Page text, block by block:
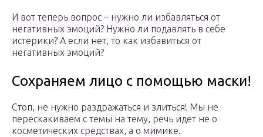
И вот теперь вопрос – нужно ли избавляться от
негативных эмоций? Нужно ли подавлять в себе
истерики? А если нет, то как избавиться от
негативных эмоций?
Сохраняем лицо с помощью маски!
Стоп, не нужно раздражаться и злиться! Мы не
перескакиваем с темы на тему, речь идет не о
косметических средствах, а о мимике.